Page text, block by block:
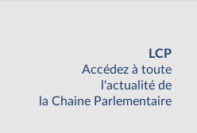
LCP
Accédez à toute
l'actualité de
la Chaine Parlementaire